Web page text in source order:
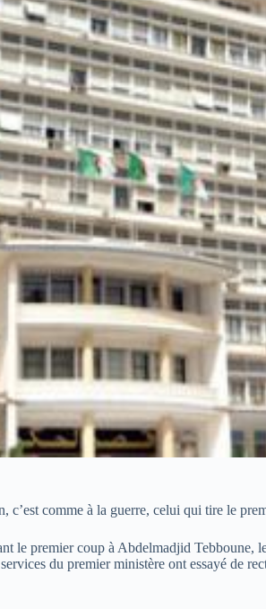
c’est comme à la guerre, celui qui tire le
le premier coup à Abdelmadjid
du premier ministère ont essayé de